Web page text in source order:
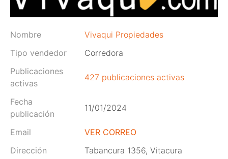
Nombre
Vivaqui Propiedades
Tipo vendedor
Corredora
Publicaciones
activas
427 publicaciones activas
Fecha
publicación
11/01/2024
Email
VER CORREO
Dirección
Tabancura 1356, Vitacura